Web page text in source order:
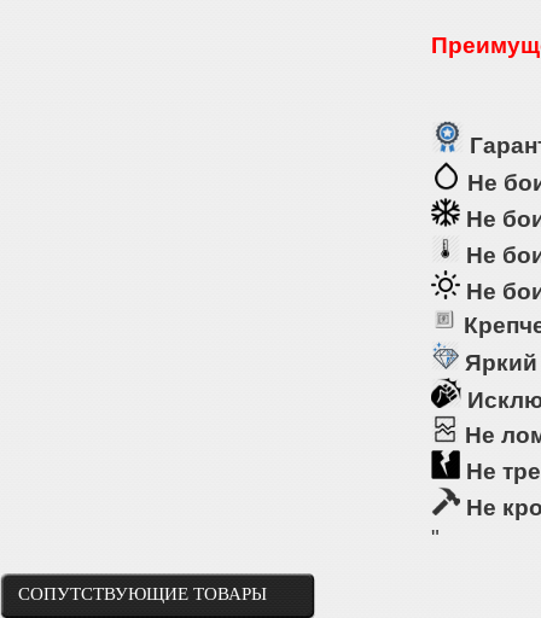
Не
Не
Не
Не
Не
Не
Не
"
СОПУТСТВУЮЩИЕ ТОВАРЫ